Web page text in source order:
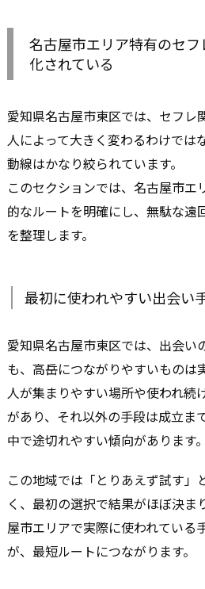
名古屋市エリア特有のセ
化されている
愛知県名古屋市東区では、セフレ
人によって大きく変わるわけでは
動線はかなり絞られています。
このセクションでは、名古屋市エ
的なルートを明確にし、無駄な遠
を整理します。
最初に使われやすい出会い
愛知県名古屋市東区では、出会い
も、高岳につながりやすいものは
人が集まりやすい場所や使われ続
があり、それ以外の手段は成立ま
中で途切れやすい傾向があります。
この地域では「とりあえず試す」
く、最初の選択で結果がほぼ決ま
屋市エリアで実際に使われている
が、最短ルートにつながります。